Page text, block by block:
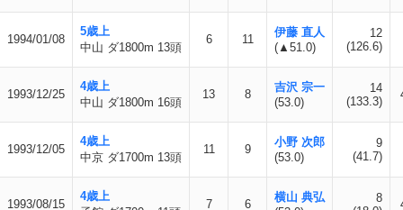
1994/01/08
5歳上
中山 ダ1800m 13頭
6 11
伊藤 直人
(▲51.0)
12
(126.6)
1993/12/25
4歳上
中山 ダ1800m 16頭
13 8
吉沢 宗一
(53.0)
14
(133.3)
1993/12/05
4歳上
中京 ダ1700m 13頭
11 9
小野 次郎
(53.0)
9
(41.7)
1993/08/15
4歳上
7 6
横山 典弘
8